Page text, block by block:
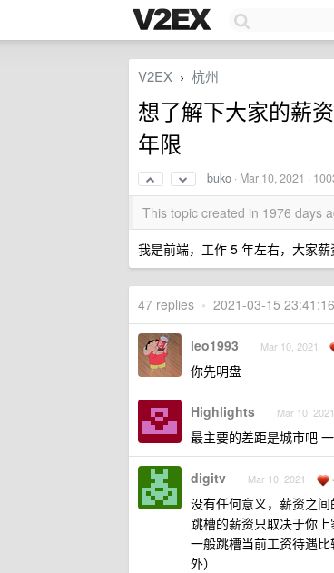
V2EX › 杭州
想了解下大家的薪
年限
buko · Mar 10, 2021 ·
This topic created in 1976 days
我是前端，工作 5 年左右，大家
47 replies • 2021-03-15
leo1993 Mar 10, 2021
你先明盘
Highlights Mar 10, 2021
最主要的差距是城市吧
digitv Mar 10, 2021
没有任何意义，薪资之间
跳槽的薪资只取决于你
一般跳槽当前工资待遇
外）